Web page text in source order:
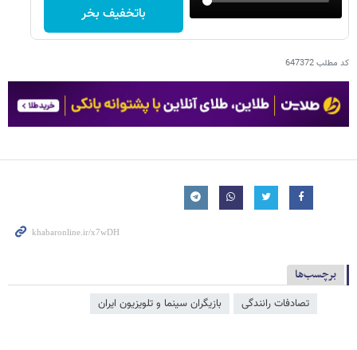
باتخفیف بخر
کد مطلب647372
برچسب‌ها
تصادفات رانندگی بازیگران سینما و تلویزیون ایران